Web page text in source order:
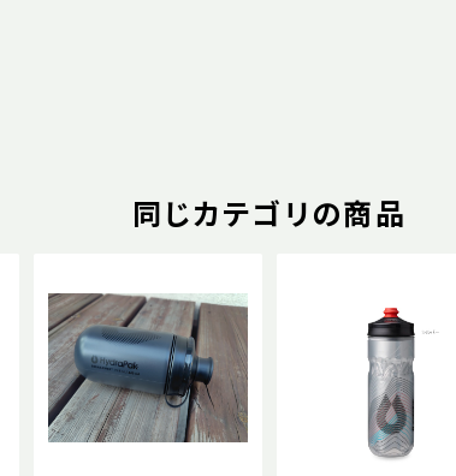
同じカテゴリの商品